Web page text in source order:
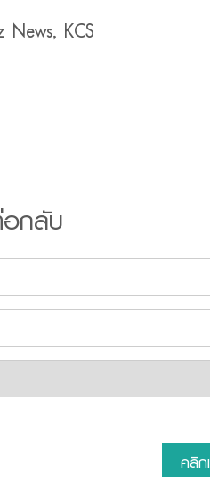
News, KCS
กลับ
คลิก